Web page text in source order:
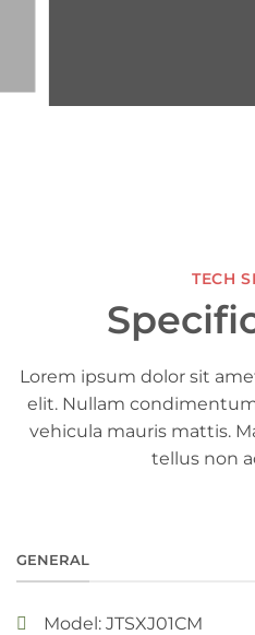
TECH
Lorem ipsum dolor sit
elit. Nullam
vehicula mauris mattis.
tellus non
GENERAL
Model: JTSXJ01CM